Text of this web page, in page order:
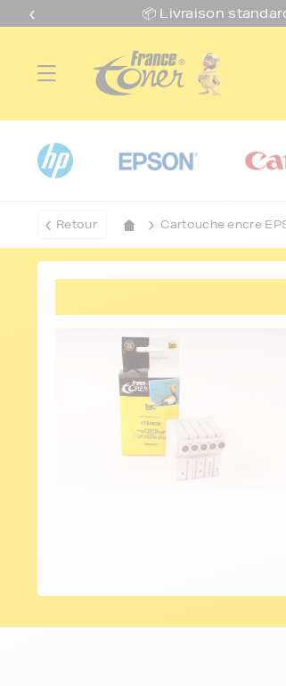
📦 Livraison
Retour Cartouche encre